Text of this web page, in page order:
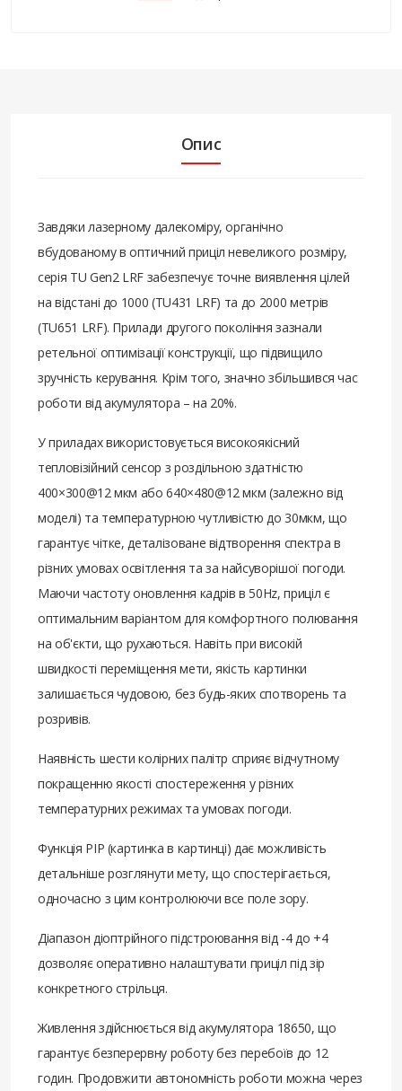
Опис
Завдяки лазерному далекоміру, органічно
вбудованому в оптичний приціл невеликого розміру,
серія TU Gen2 LRF забезпечує точне виявлення цілей
на відстані до 1000 (TU431 LRF) та до 2000 метрів
(TU651 LRF). Прилади другого покоління зазнали
ретельної оптимізації конструкції, що підвищило
зручність керування. Крім того, значно збільшився час
роботи від акумулятора – на 20%.
У приладах використовується високоякісний
тепловізійний сенсор з роздільною здатністю
400×300@12 мкм або 640×480@12 мкм (залежно від
моделі) та температурною чутливістю до 30мкм, що
гарантує чітке, деталізоване відтворення спектра в
різних умовах освітлення та за найсуворішої погоди.
Маючи частоту оновлення кадрів в 50Hz, приціл є
оптимальним варіантом для комфортного полювання
на об'єкти, що рухаються. Навіть при високій
швидкості переміщення мети, якість картинки
залишається чудовою, без будь-яких спотворень та
розривів.
Наявність шести колірних палітр сприяє відчутному
покращенню якості спостереження у різних
температурних режимах та умовах погоди.
Функція PIP (картинка в картинці) дає можливість
детальніше розглянути мету, що спостерігається,
одночасно з цим контролюючи все поле зору.
Діапазон діоптрійного підстроювання від -4 до +4
дозволяє оперативно налаштувати приціл під зір
конкретного стрільця.
Живлення здійснюється від акумулятора 18650, що
гарантує безперервну роботу без перебоїв до 12
годин. Продовжити автономність роботи можна через